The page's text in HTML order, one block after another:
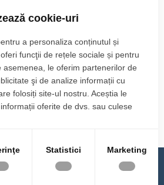
cookie-uri
a personaliza conținutul și
funcţii de rețele sociale și pentru
asemenea, le oferim partenerilor de
şi de analize informații cu
folosiți site-ul nostru. Aceștia le
oferite de dvs. sau culese
Statistici Marketing